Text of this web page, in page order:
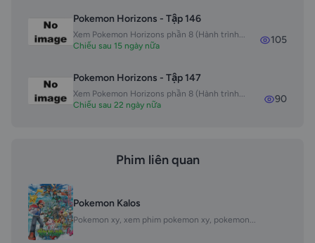
Pokemon Horizons - Tập 146
Xem Pokemon Horizons phần 8 (Hành trình...
Chiếu sau 15 ngày nữa
105
Pokemon Horizons - Tập 147
Xem Pokemon Horizons phần 8 (Hành trình...
Chiếu sau 22 ngày nữa
90
Phim liên quan
Pokemon Kalos
Pokemon xy, xem phim pokemon xy, pokemon...